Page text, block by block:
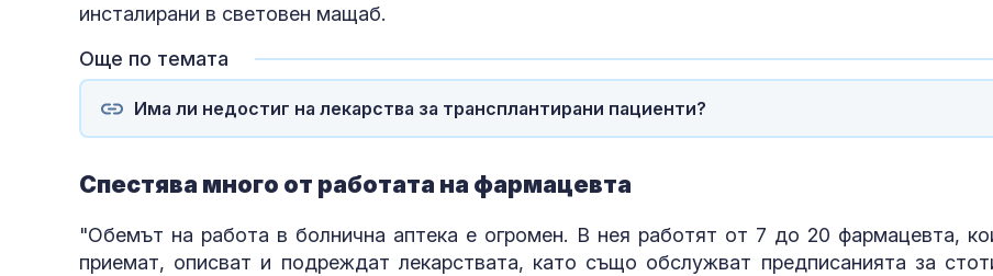
инсталирани в световен мащаб.
Още по темата
Има ли недостиг на лекарства за трансплантирани пациенти?
Спестява много от работата на фармацевта
"Обемът на работа в болнична аптека е огромен. В нея работят от 7 до 20 фармацевта,
приемат, описват и подреждат лекарствата, като също обслужват предписанията за
полицаи
на Слънчака,
6,50